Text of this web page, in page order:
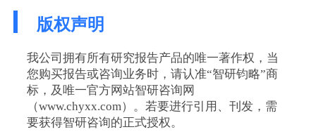
版权声明
我公司拥有所有研究报告产品的唯一著作权，当
您购买报告或咨询业务时，请认准“智研钧略”商
标，及唯一官方网站智研咨询网
（www.chyxx.com）。若要进行引用、刊发，需
要获得智研咨询的正式授权。